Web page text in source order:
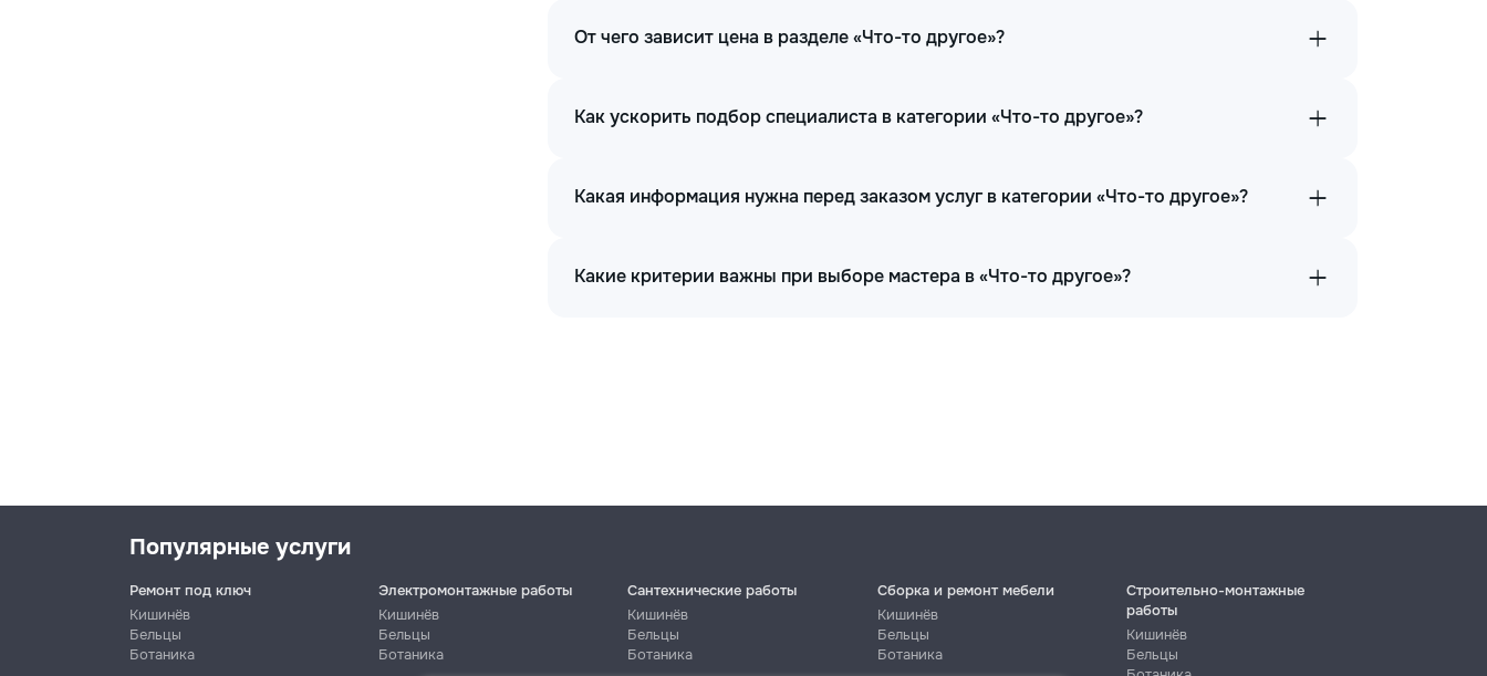
От чего зависит цена в разделе «Что-то другое»?
Как ускорить подбор специалиста в категории «Что-то другое»?
Какая информация нужна перед заказом услуг в категории «Что-то другое»?
Какие критерии важны при выборе мастера в «Что-то другое»?
Популярные услуги
Ремонт под ключ
Кишинёв
Бельцы
Ботаника
Электромонтажные работы
Кишинёв
Бельцы
Ботаника
Сантехнические работы
Кишинёв
Бельцы
Ботаника
Сборка и ремонт мебели
Кишинёв
Бельцы
Ботаника
Строительно-монтажные
работы
Кишинёв
Бельцы